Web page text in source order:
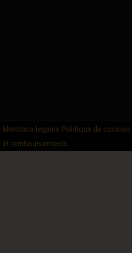
Mentions legales Politique de cookies
et remboursements